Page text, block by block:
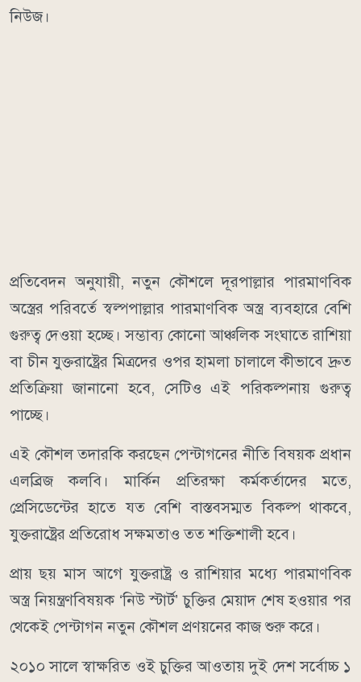
নিউজ।
প্রতিবেদন অনুযায়ী, নতুন কৌশলে দূরপাল্লার পারমাণবিক
অস্ত্রের পরিবর্তে স্বল্পপাল্লার পারমাণবিক অস্ত্র ব্যবহারে বেশি
গুরুত্ব দেওয়া হচ্ছে। সম্ভাব্য কোনো আঞ্চলিক সংঘাতে রাশিয়া
বা চীন যুক্তরাষ্ট্রের মিত্রদের ওপর হামলা চালালে কীভাবে দ্রুত
প্রতিক্রিয়া জানানো হবে, সেটিও এই পরিকল্পনায় গুরুত্ব
পাচ্ছে।
এই কৌশল তদারকি করছেন পেন্টাগনের নীতি বিষয়ক প্রধান
এলব্রিজ কলবি। মার্কিন প্রতিরক্ষা কর্মকর্তাদের মতে,
প্রেসিডেন্টের হাতে যত বেশি বাস্তবসম্মত বিকল্প থাকবে,
যুক্তরাষ্ট্রের প্রতিরোধ সক্ষমতাও তত শক্তিশালী হবে।
প্রায় ছয় মাস আগে যুক্তরাষ্ট্র ও রাশিয়ার মধ্যে পারমাণবিক
অস্ত্র নিয়ন্ত্রণবিষয়ক ‘নিউ স্টার্ট’ চুক্তির মেয়াদ শেষ হওয়ার পর
থেকেই পেন্টাগন নতুন কৌশল প্রণয়নের কাজ শুরু করে।
২০১০ সালে স্বাক্ষরিত ওই চুক্তির আওতায় দুই দেশ সর্বোচ্চ ১